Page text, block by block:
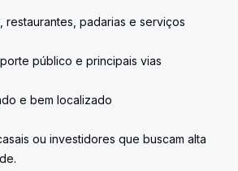
restaurantes, padarias e serviços
público e principais vias
e bem localizado
ou investidores que buscam alta